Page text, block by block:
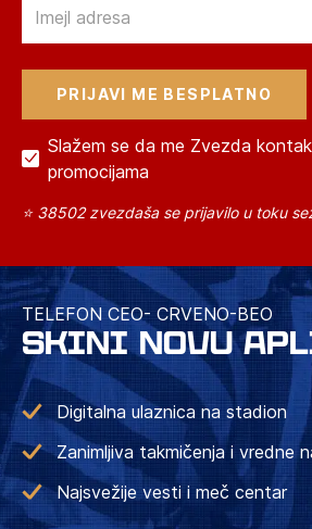
Slažem se da me Zvezda
promocijama
⭐ 38502 zvezdaša se prijavilo u toku
TELEFON CEO- CRVENO-BEO
SKINI NOVU
Digitalna ulaznica na stadion
Zanimljiva takmičenja i vredne
Najsvežije vesti i meč centar